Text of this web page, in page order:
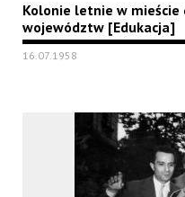
Kolonie letnie w mieście
województw [Edukacja]
16.07.1958